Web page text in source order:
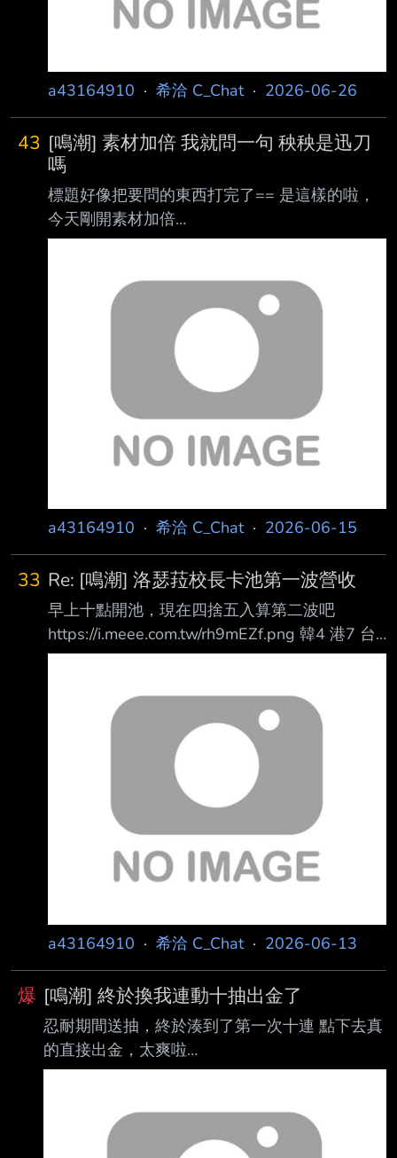
a43164910 · 希洽 C_Chat· 2026-06-26
43 [鳴潮] 素材加倍 我就問一句 秧秧是迅刀
嗎
標題好像把要問的東西打完了== 是這樣的啦，
今天剛開素材加倍
https://i.meee.com.tw/K1wWTRP.jpg 剛好官方
https://i.meee.com.tw/4c8Byu6.jpg 那我素材刷
迅刀應該沒問題 對吧 --
a43164910 · 希洽 C_Chat· 2026-06-15
33 Re: [鳴潮] 洛瑟菈校長卡池第一波營收
早上十點開池，現在四捨五入算第二波吧
https://i.meee.com.tw/rh9mEZf.png 韓4 港7 台8
日13 考慮到上一池是五天前，我只能說
又強== --
a43164910 · 希洽 C_Chat· 2026-06-13
爆 [鳴潮] 終於換我連動十抽出金了
忍耐期間送抽，終於湊到了第一次十連 點下去真
的直接出金，太爽啦
https://i.meee.com.tw/fIwSYZH.jpg 就是這個月
幾十抽，整體還是算賺吧 先小發個10p*100推
之後冷靜期結束或是後天校長有歐再來發更多 --